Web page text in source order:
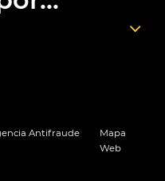
Antifraude
Mapa
Web